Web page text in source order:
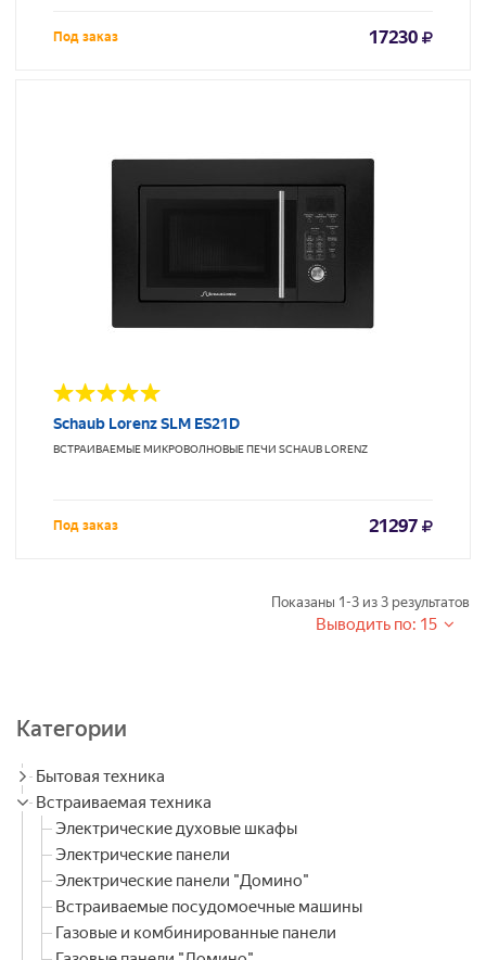
Под заказ 17230
Schaub Lorenz SLM ES21D
ВСТРАИВАЕМЫЕ МИКРОВОЛНОВЫЕ ПЕЧИ SCHAUB LORENZ
Под заказ 21297
Показаны 1-3 из 3 результатов
Выводить по: 15
Категории
Бытовая техника
Встраиваемая техника
Электрические духовые шкафы
Электрические панели
Электрические панели "Домино"
Встраиваемые посудомоечные машины
Газовые и комбинированные панели